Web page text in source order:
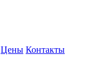
Цены Контакты